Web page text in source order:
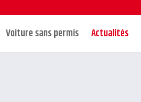
Voiture sans permis Actualités